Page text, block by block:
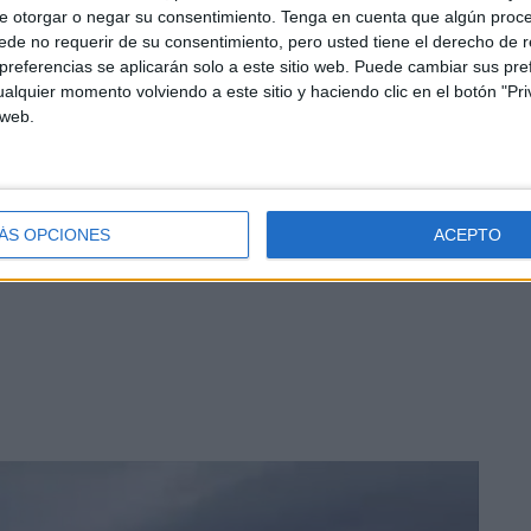
otorgar o negar su consentimiento. Tenga en cuenta que algún
no requerir de su consentimiento, pero usted tiene el derecho de
se aplicarán solo a este sitio web. Puede cambiar sus
momento volviendo a este sitio y haciendo clic en el botón
OPCIONES ACEPTO
global, que no es otro que la interacción de la
provocamos. Los fenómenos naturales del
cambio global”, aventuraba en declaraciones
del Mar, Óscar Ocaña.
cuando se aprecia un grupo de orcas. No tiene por
escena en lo normal si el
de los